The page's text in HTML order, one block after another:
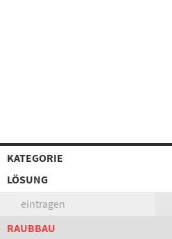
KATEGORIE
LÖSUNG
eintragen
RAUBBAU